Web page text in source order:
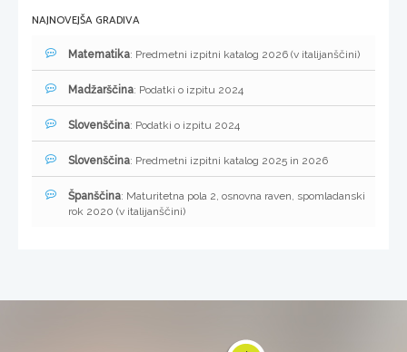
NAJNOVEJŠA GRADIVA
Matematika: Predmetni izpitni katalog 2026 (v italijanščini)
Madžarščina: Podatki o izpitu 2024
Slovenščina: Podatki o izpitu 2024
Slovenščina: Predmetni izpitni katalog 2025 in 2026
Španščina: Maturitetna pola 2, osnovna raven, spomladanski
rok 2020 (v italijanščini)